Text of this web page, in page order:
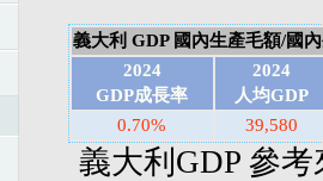
義大利 GDP 國內生產毛額/國
2024
GDP成長率
2024
人均GDP
0.70%
39,580
義大利GDP 參